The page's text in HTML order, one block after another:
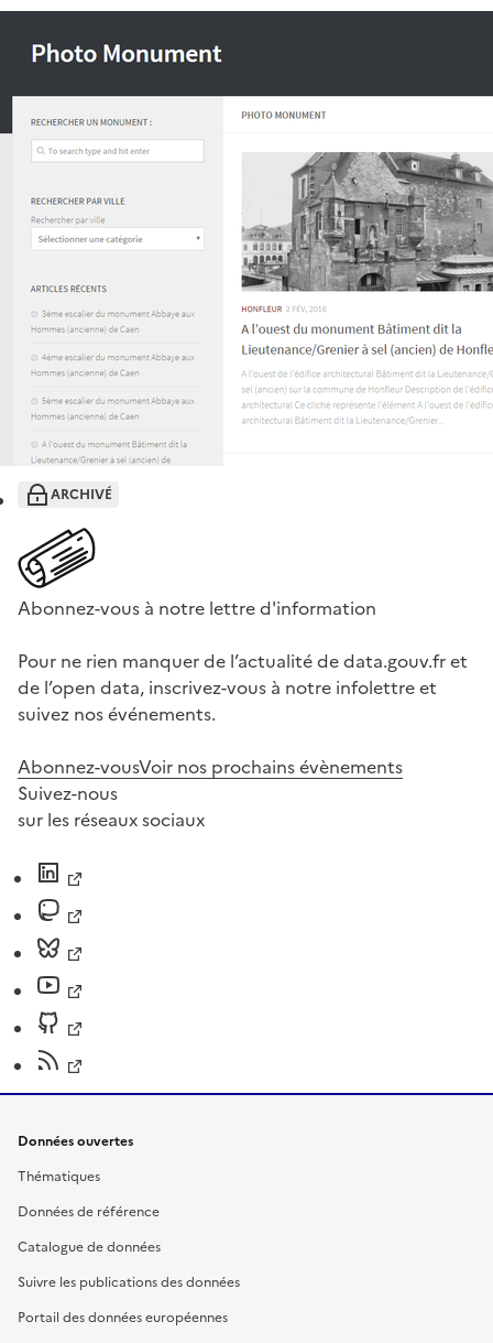
ARCHIVÉ
Abonnez-vous à notre lettre d'information
Pour ne rien manquer de l’actualité de data.gouv.fr et
de l’open data, inscrivez-vous à notre infolettre et
suivez nos événements.
Abonnez-vousVoir nos prochains évènements
Suivez-nous
sur les réseaux sociaux
Données ouvertes
Thématiques
Données de référence
Catalogue de données
Suivre les publications des données
Portail des données européennes